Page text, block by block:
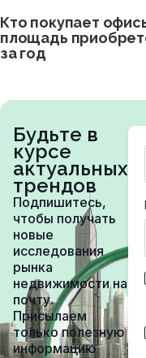
Кто покупает
площадь
за год
Будьте в
курсе
актуальных
трендов
Подпишитесь,
чтобы получать
новые
исследования
рынка
недвижимости на
почту.
Присылаем
только полезную
информацию